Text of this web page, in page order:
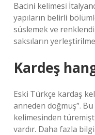
Bacini kelimesi
yapıların belirli
süslemek ve
saksıların
Kardeş
Eski Türkçe kardaş
anneden doğmuş”.
kelimesinden
vardır. Daha fazla